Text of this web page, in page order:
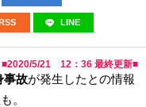
LINE
■2020/5/21 12：36 最終更新■
事故が発生したとの情報
。